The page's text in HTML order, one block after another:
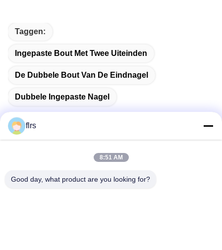
Taggen:
Ingepaste Bout Met Twee Uiteinden
De Dubbele Bout Van De Eindnagel
Dubbele Ingepaste Nagel
Adres
flrs
8:51 AM
Good day, what product are you looking for?